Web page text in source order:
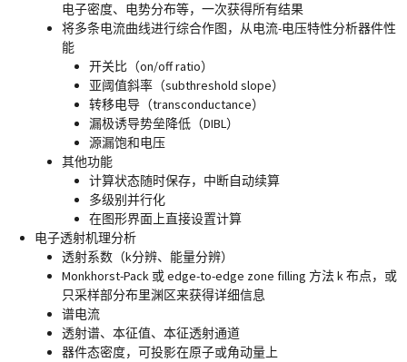
电子密度、电势分布等，一次获得所有结果
将多条电流曲线进行综合作图，从电流-电压特性分析器件性
能
开关比（on/off ratio）
亚阈值斜率（subthreshold slope）
转移电导（transconductance）
漏极诱导势垒降低（DIBL）
源漏饱和电压
其他功能
计算状态随时保存，中断自动续算
多级别并行化
在图形界面上直接设置计算
电子透射机理分析
透射系数（k分辨、能量分辨）
Monkhorst-Pack 或 edge-to-edge zone filling 方法 k 布点，或
只采样部分布里渊区来获得详细信息
谱电流
透射谱、本征值、本征透射通道
器件态密度，可投影在原子或角动量上